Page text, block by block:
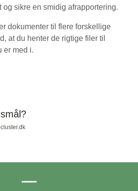
og sikre en smidig afrapportering.
dokumenter til flere forskellige
at du henter de rigtige filer til
er med i.